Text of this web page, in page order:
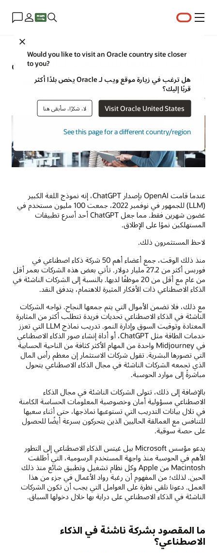
القائمة
Would you like to visit an Oracle country site closer
to you?
هل ترغب في زيارة موقع ويب لـ Oracle يخص بلدًا أكثر
قربًا إليك؟
Visit Oracle United States لا، شكرًا، سأبقى هنا
See this page for a different country/region
11 تحديًا شائعًا للشركات الناشئة في
الذكاء الاصطناعي وطريقة معالجتها
جيفري إريكسون | خبير استراتيجيات المحتوى | 12 يناير 2024
عندما قامت OpenAI بإصدار ChatGPT، إنه نموذج اللغة الكبير
(LLM) للجمهور في نوفمبر 2022، جمعت 100 مليون مستخدم في
غضون شهرين فقط. مما جعل ChatGPT أحد أسرع تطبيقات
المستهلكين نموًا على الإطلاق.
لاحظ المستثمرون ذلك.
منذ ذلك الوقت، جمع أعضاء أهم 50 شركة ذكاء اصطناعي في
فوربس أكثر من 27.2 مليار دولار. تأتي بعض هذه الشركات بعمر أقل
من عام مع أقل من 20 موظفًا لديها. بالنسبة إلى الشركات الناشئة في
الذكاء الاصطناعي ذات الأفكار المثيرة للاهتمام، يتدفق النقد.
مع ذلك، فلا تضمن الأموال التي يتم جمعها النجاح. تواجه الشركات
الناشئة في الذكاء الاصطناعي تحديات فريدة تتطلب أكثر من المثابرة
المعتادة وتوقيت السوق وإدارة النمو. تدريب نماذج LLM التي تعزز
خدمات الطاقة مثل ChatGPT، أو أداة إنشاء صور الذكاء الاصطناعي
في Midjourney واحدة من المهام الأكثر كثافة من الناحية الحسابية
التي تصورها البشرية. تقول شركات الاستثمار إن معظم رأس المال
الذي تجمعه الشركات الناشئة في مجال الذكاء الاصطناعي يتحول
مباشرةً إلى موارد الحوسبة.
بالإضافة إلى ذلك، تتولى الشركات الناشئة في مجال الذكاء
الاصطناعي مسؤولية أمان وخصوصية المعلومات الحساسة الكامنة
في تلال بيانات التدريب التي تستوعبها نماذجها، حتى أثناء سعيها
للتنافس مع العمالقة الحاليين الذين يتحركون بسرعة أيضًا للحصول
على حصة سوقية.
يدعو مؤسس Microsoft بيل غيتس الذكاء الاصطناعي إلى التطور
الأهم في الحوسبة منذ واجهة المستخدم الرسومية، التي أطلقت
Macintosh من Apple وكل نظام تشغيل وتطبيق شائع منذ ذلك
الحين. لذلك؛ من المفهوم أن رغبة رواد الأعمال في جزء من هذا
العمل. دعونا نلقي نظرة على العوامل التي يجب أن تكون الشركات
الناشئة في الذكاء الاصطناعي على دراية بها خلال دخولها السباق.
ما المقصود بشركة ناشئة في الذكاء
الاصطناعي؟